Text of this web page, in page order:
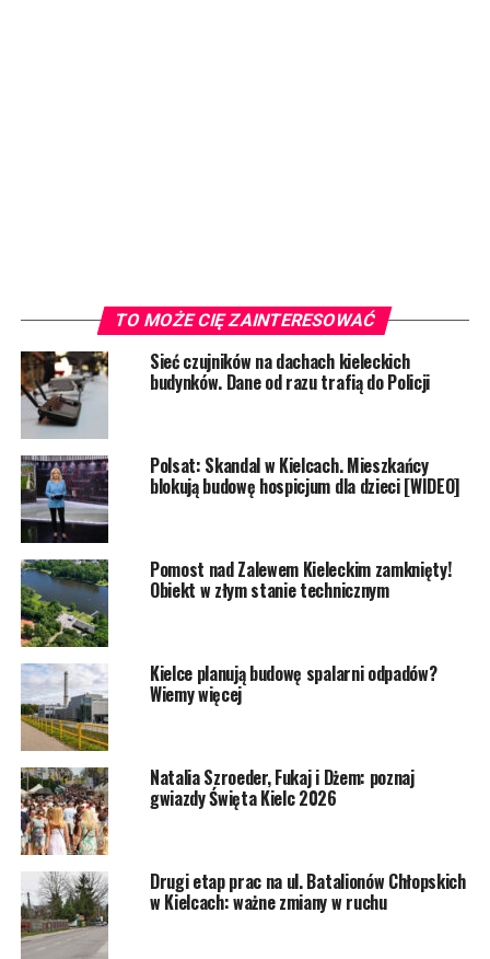
TO MOŻE CIĘ ZAINTERESOWAĆ
Sieć czujników na dachach kieleckich
budynków. Dane od razu trafią do Policji
Polsat: Skandal w Kielcach. Mieszkańcy
blokują budowę hospicjum dla dzieci [WIDEO]
Pomost nad Zalewem Kieleckim zamknięty!
Obiekt w złym stanie technicznym
Kielce planują budowę spalarni odpadów?
Wiemy więcej
Natalia Szroeder, Fukaj i Dżem: poznaj
gwiazdy Święta Kielc 2026
Drugi etap prac na ul. Batalionów Chłopskich
w Kielcach: ważne zmiany w ruchu